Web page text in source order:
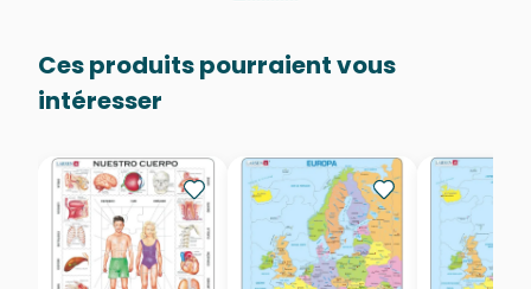
Ces produits pourraient vous
intéresser